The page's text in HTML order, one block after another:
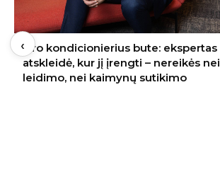
Oro kondicionierius bute: ekspertas
atskleidė, kur jį įrengti – nereikės nei
leidimo, nei kaimynų sutikimo
‹